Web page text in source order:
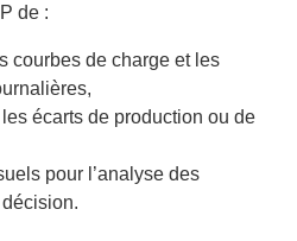
de :
courbes de charge et les
écarts de production ou de
pour l’analyse des